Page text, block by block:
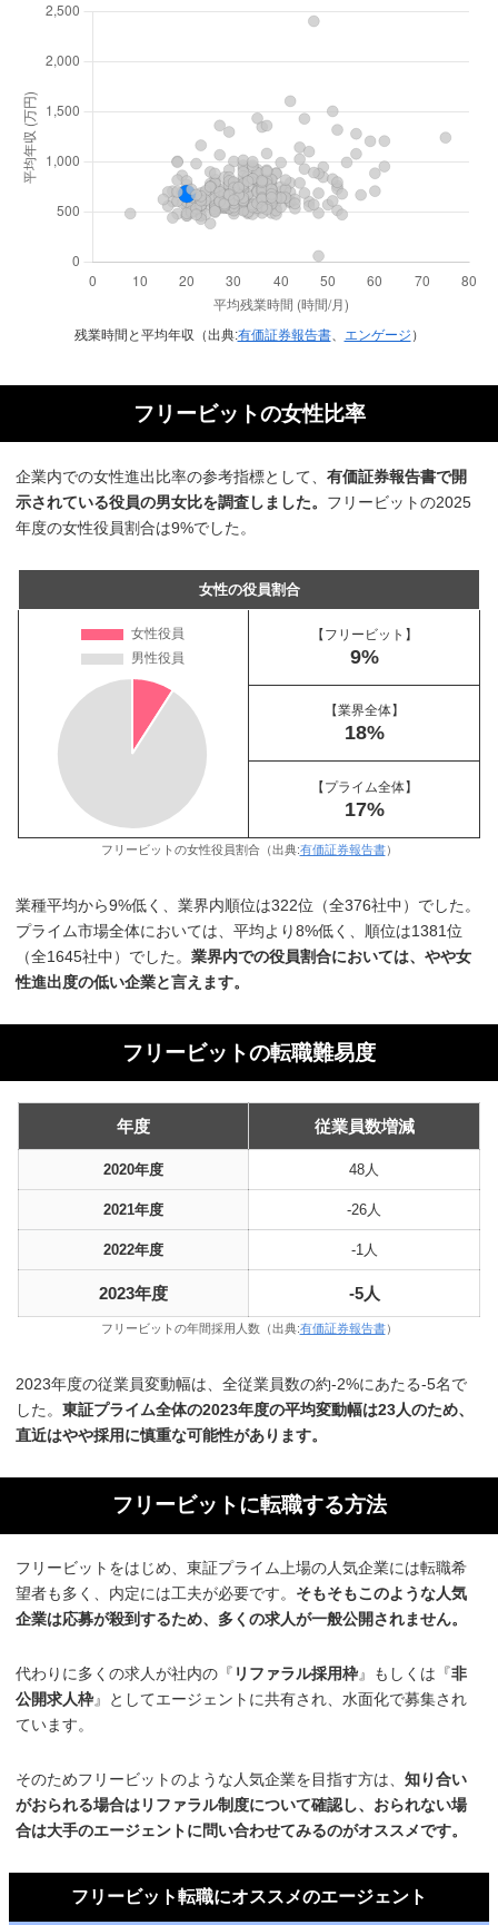
残業時間と平均年収（出典:有価証券報告書、 エンゲージ ）
フリービットの女性比率
企業内での女性進出比率の参考指標として、有価証券報告書で開
示されている役員の男女比を調査しました。 フリービットの2025
年度の女性役員割合は9%でした。
女性の役員割合
【フリービット】
9%
【業界全体】
18%
【プライム全体】
17%
フリービットの女性役員割合（出典:有価証券報告書）
業種平均から9%低く、業界内順位は322位（全376社中）でした。
プライム市場全体においては、平均より8%低く、順位は1381位
（全1645社中）でした。業界内での役員割合においては、やや女
性進出度の低い企業と言えます。
フリービットの転職難易度
年度 従業員数増減
2020年度 48人
2021年度 -26人
2022年度 -1人
2023年度 -5人
フリービットの年間採用人数（出典:有価証券報告書）
2023年度の従業員変動幅は、全従業員数の約-2%にあたる-5名で
した。東証プライム全体の2023年度の平均変動幅は23人のため、
直近はやや採用に慎重な可能性があります。
フリービットに転職する方法
フリービットをはじめ、東証プライム上場の人気企業には転職希
望者も多く、内定には工夫が必要です。 そもそもこのような人気
企業は応募が殺到するため、多くの求人が一般公開されません。
代わりに多くの求人が社内の『 リファラル採用枠』もしくは『非
公開求人枠』としてエージェントに共有され、水面化で募集され
ています。
そのためフリービットのような人気企業を目指す方は、知り合い
がおられる場合はリファラル制度について確認し、おられない場
合は大手のエージェントに問い合わせてみるのがオススメです。
フリービット転職にオススメのエージェント